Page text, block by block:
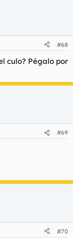
#68
culo? Pégalo por
#69
#70